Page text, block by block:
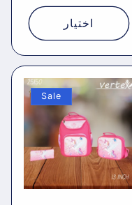
اختيار
Sale